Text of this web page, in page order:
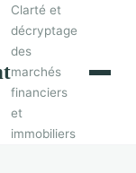
Clarté et
décryptage
des
marchés
financiers
et
immobiliers